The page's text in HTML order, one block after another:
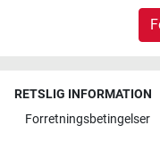
RETSLIG INFORMATION
Forretningsbetingelser